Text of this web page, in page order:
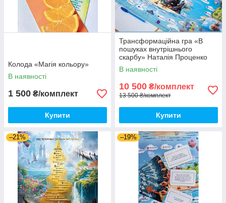
Колода «Магія кольору»
В наявності
1 500 ₴/комплект
Купити
Трансформаційна гра «В
пошуках внутрішнього
скарбу» Наталія Проценко
Онлайн версія
В наявності
10 500 ₴/комплект
13 500 ₴/комплект
Купити
–21% –19%